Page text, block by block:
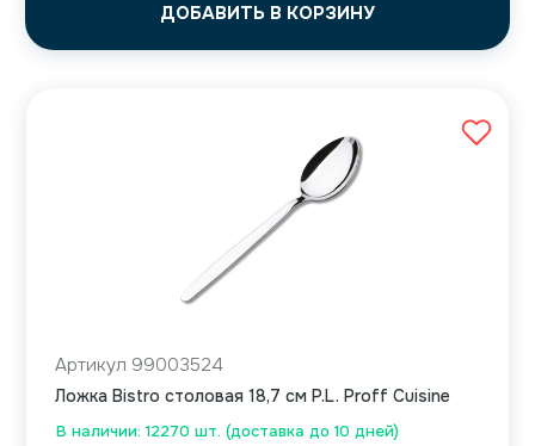
ДОБАВИТЬ В КОРЗИНУ
В наличии: 12270 шт. (доставка до 10 дней)
Артикул 99003524
Ложка Bistro столовая 18,7 см P.L. Proff Cuisine